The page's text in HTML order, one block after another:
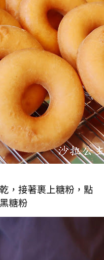
，接著裹上糖粉，點
糖粉